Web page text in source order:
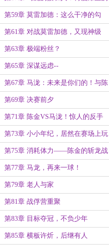
谢名扬！
第59章 莫雷加德：这么干净的勾
手，我居然还能吃球？！
第61章 对战莫雷加德，又现神级
球！
第63章 极端粉丝？
第65章 深谋远虑--
第67章 马泷：未来是你们的！与陈
金会师决赛！
第69章 决赛前夕
第71章 陈金VS马泷！惊人的反手
能力！
第73章 小小年纪，居然在赛场上玩
聊斋？
第75章 消耗体力——陈金的斩龙战
术！
第77章 马龙，再来一球！
第79章 老人与家
第81章 战俘营重聚
第83章 目标夺冠，不负少年
第85章 横板许炘，后继有人